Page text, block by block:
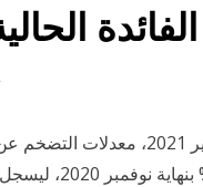
يعلن البنك المركزي المصري برئاسة طارق عامر، اليوم 10